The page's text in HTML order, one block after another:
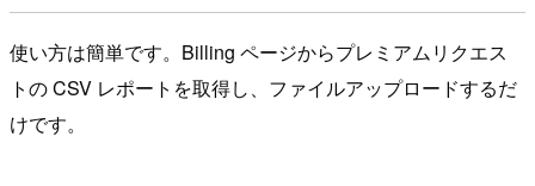
使い方は簡単です。Billing ページからプレミアムリクエス
トの CSV レポートを取得し、ファイルアップロードするだ
けです。